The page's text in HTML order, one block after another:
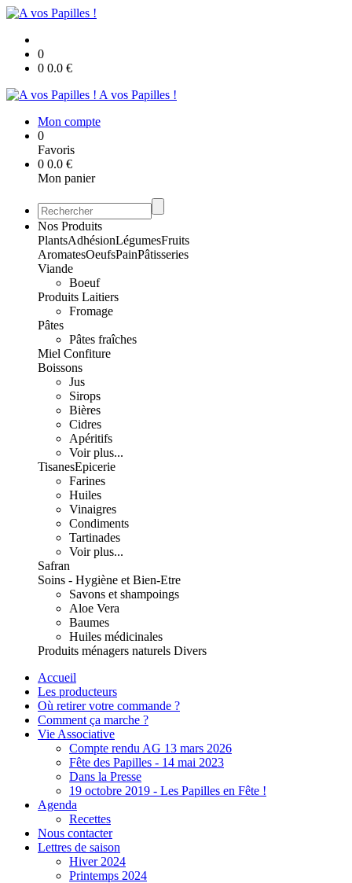
0
0 0.0 €
A vos Papilles !
Mon compte
0
Favoris
0 0.0 €
Mon panier
Nos Produits
PlantsAdhésionLégumesFruits
AromatesOeufsPainPâtisseries
Viande
Boeuf
Produits Laitiers
Fromage
Pâtes
Pâtes fraîches
Miel Confiture
Boissons
Jus
Sirops
Bières
Cidres
Apéritifs
Voir plus...
TisanesEpicerie
Farines
Huiles
Vinaigres
Condiments
Tartinades
Voir plus...
Safran
Soins - Hygiène et Bien-Etre
Savons et shampoings
Aloe Vera
Baumes
Huiles médicinales
Produits ménagers naturels Divers
Accueil
Les producteurs
Où retirer votre commande ?
Comment ça marche ?
Vie Associative
Compte rendu AG 13 mars 2026
Fête des Papilles - 14 mai 2023
Dans la Presse
19 octobre 2019 - Les Papilles en Fête !
Agenda
Recettes
Nous contacter
Lettres de saison
Hiver 2024
Printemps 2024